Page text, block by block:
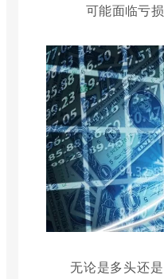
可能面临亏损
无论是多头还